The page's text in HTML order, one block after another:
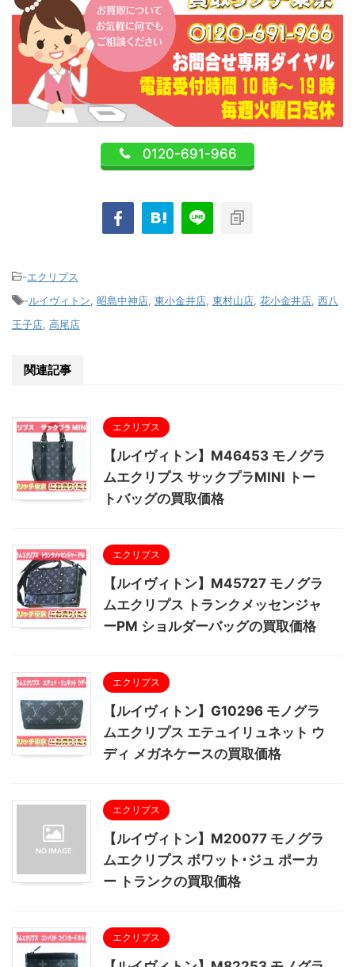
0120-691-966
-エクリプス
-ルイヴィトン, 昭島中神店, 東小金井店, 東村山店, 花小金井店, 西八
王子店, 高尾店
関連記事
エクリプス
【ルイヴィトン】M46453 モノグラ
ムエクリプス サックプラMINI トー
トバッグの買取価格
エクリプス
【ルイヴィトン】M45727 モノグラ
ムエクリプス トランクメッセンジャ
ーPM ショルダーバッグの買取価格
エクリプス
【ルイヴィトン】G10296 モノグラ
ムエクリプス エテュイリュネット ウ
ディ メガネケースの買取価格
エクリプス
【ルイヴィトン】M20077 モノグラ
ムエクリプス ボワット･ジュ ポーカ
ー トランクの買取価格
エクリプス